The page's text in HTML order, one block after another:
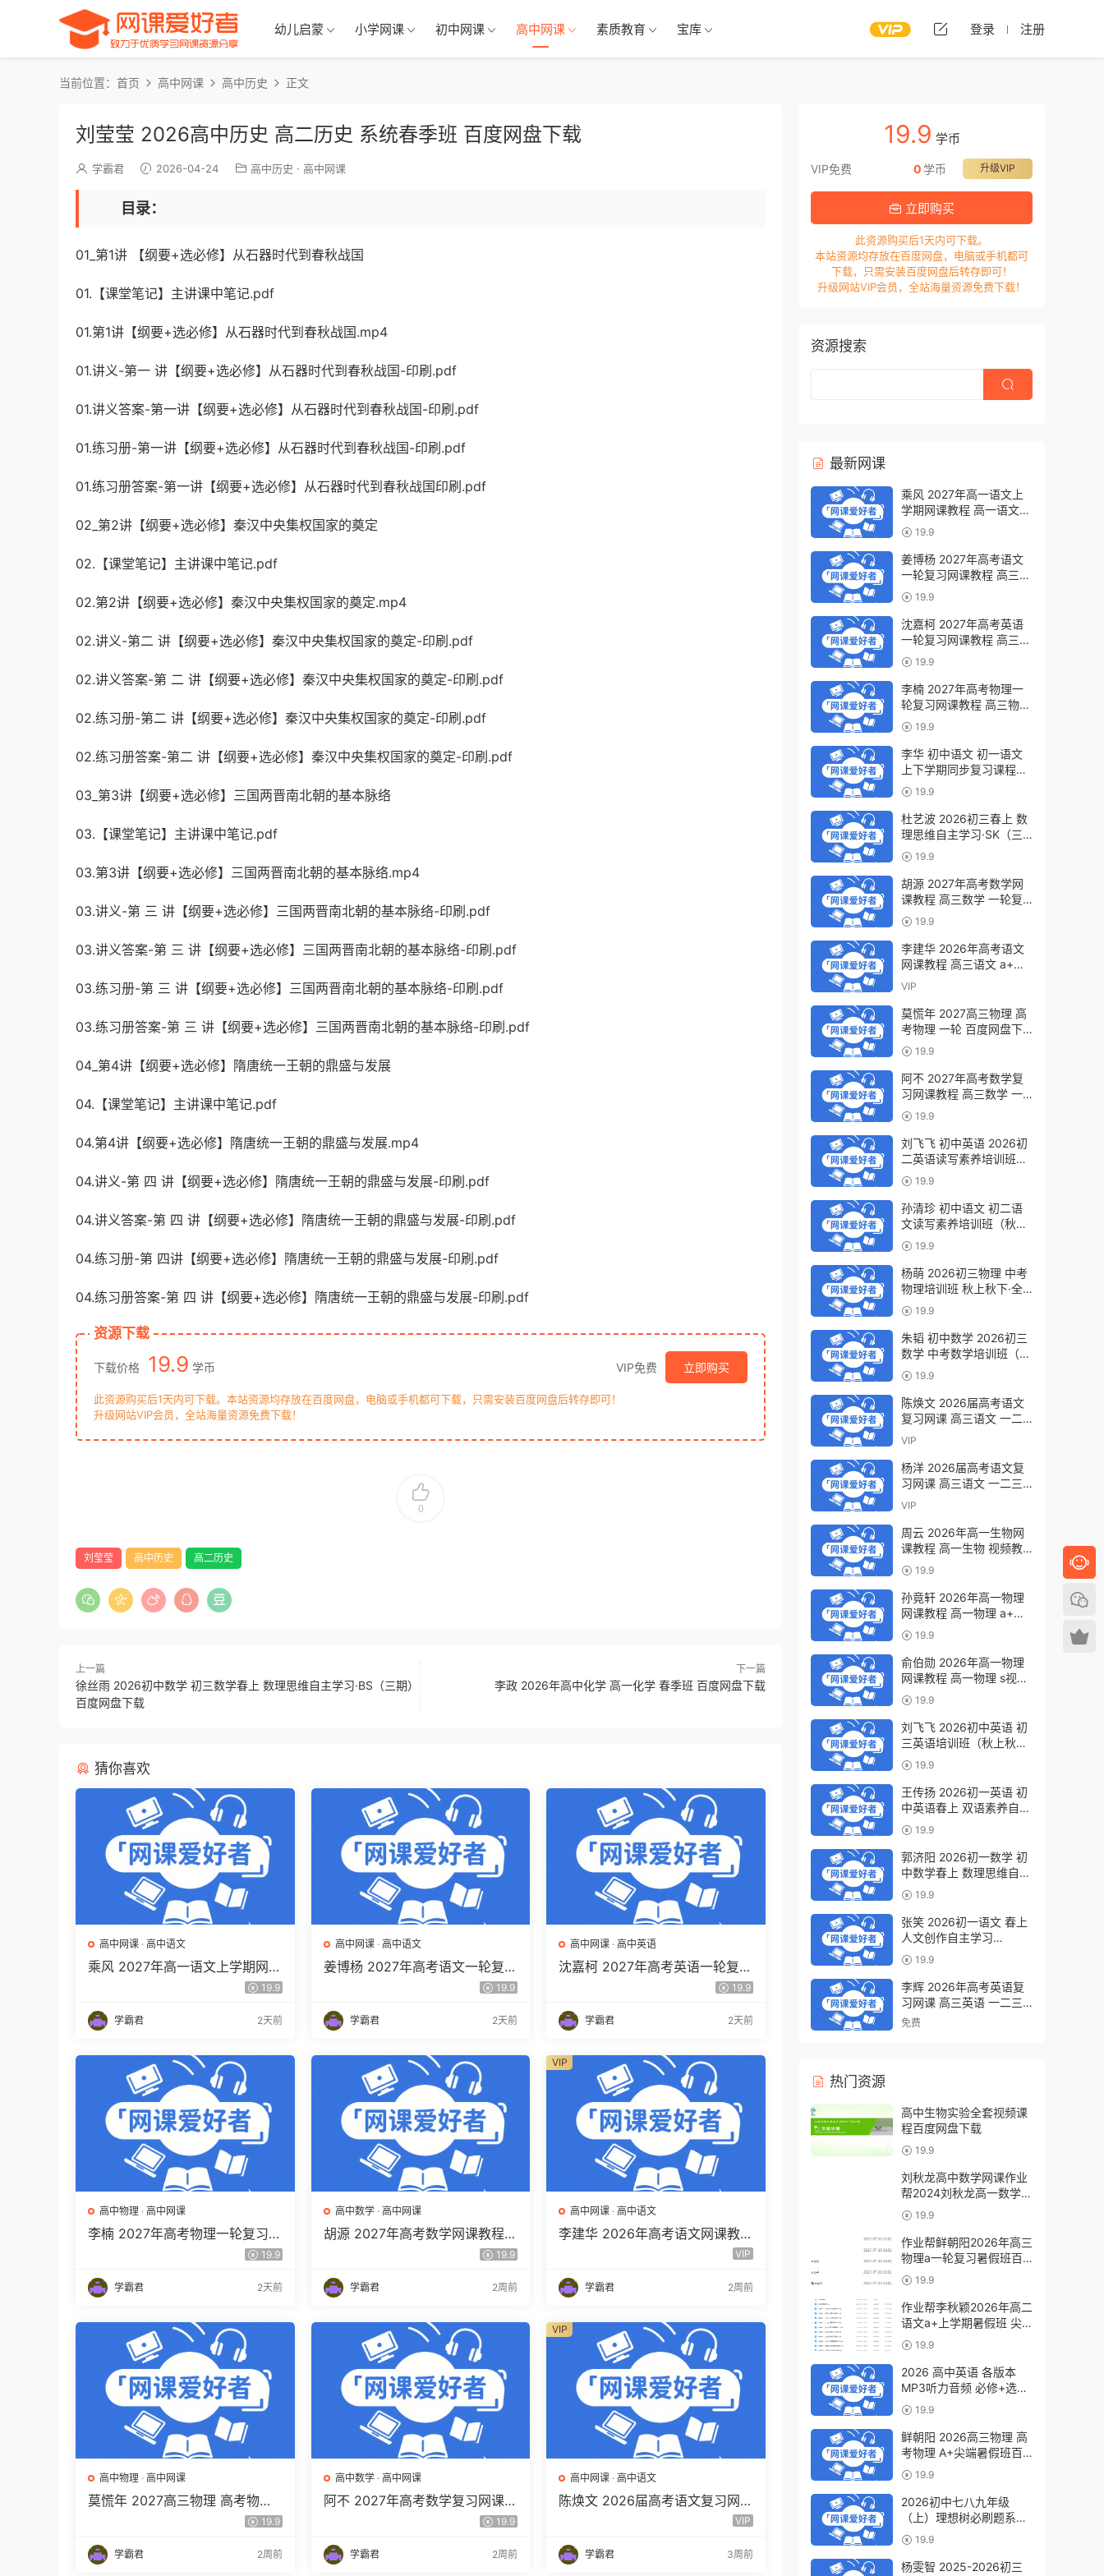
幼儿启蒙 小学网课 初中网课 高中网课 素质教育 宝库 登录 注册
当前位置： 首页 高中网课 高中历史 正文
刘莹莹 2026高中历史 高二历史 系统春季班 百度网盘下载
学霸君 2026-04-24 高中历史 · 高中网课
目录：
01_第1讲 【纲要+选必修】从石器时代到春秋战国
01.【课堂笔记】主讲课中笔记.pdf
01.第1讲【纲要+选必修】从石器时代到春秋战国.mp4
01.讲义-第一 讲【纲要+选必修】从石器时代到春秋战国-印刷.pdf
01.讲义答案-第一讲【纲要+选必修】从石器时代到春秋战国-印刷.pdf
01.练习册-第一讲【纲要+选必修】从石器时代到春秋战国-印刷.pdf
01.练习册答案-第一讲【纲要+选必修】从石器时代到春秋战国印刷.pdf
02_第2讲【纲要+选必修】秦汉中央集权国家的奠定
02.【课堂笔记】主讲课中笔记.pdf
02.第2讲【纲要+选必修】秦汉中央集权国家的奠定.mp4
02.讲义-第二 讲【纲要+选必修】秦汉中央集权国家的奠定-印刷.pdf
02.讲义答案-第 二 讲【纲要+选必修】秦汉中央集权国家的奠定-印刷.pdf
02.练习册-第二 讲【纲要+选必修】秦汉中央集权国家的奠定-印刷.pdf
02.练习册答案-第二 讲【纲要+选必修】秦汉中央集权国家的奠定-印刷.pdf
03_第3讲【纲要+选必修】三国两晋南北朝的基本脉络
03.【课堂笔记】主讲课中笔记.pdf
03.第3讲【纲要+选必修】三国两晋南北朝的基本脉络.mp4
03.讲义-第 三 讲【纲要+选必修】三国两晋南北朝的基本脉络-印刷.pdf
03.讲义答案-第 三 讲【纲要+选必修】三国两晋南北朝的基本脉络-印刷.pdf
03.练习册-第 三 讲【纲要+选必修】三国两晋南北朝的基本脉络-印刷.pdf
03.练习册答案-第 三 讲【纲要+选必修】三国两晋南北朝的基本脉络-印刷.pdf
04_第4讲【纲要+选必修】隋唐统一王朝的鼎盛与发展
04.【课堂笔记】主讲课中笔记.pdf
04.第4讲【纲要+选必修】隋唐统一王朝的鼎盛与发展.mp4
04.讲义-第 四 讲【纲要+选必修】隋唐统一王朝的鼎盛与发展-印刷.pdf
04.讲义答案-第 四 讲【纲要+选必修】隋唐统一王朝的鼎盛与发展-印刷.pdf
04.练习册-第 四讲【纲要+选必修】隋唐统一王朝的鼎盛与发展-印刷.pdf
04.练习册答案-第 四 讲【纲要+选必修】隋唐统一王朝的鼎盛与发展-印刷.pdf
资源下载
下载价格 19.9 学币 VIP免费 立即购买
此资源购买后1天内可下载。本站资源均存放在百度网盘，电脑或手机都可下载，只需安装百度网盘后转存即可！
升级网站VIP会员，全站海量资源免费下载！
0
刘莹莹 高中历史 高二历史
上一篇
徐丝雨 2026初中数学 初三数学春上 数理思维自主学习·BS（三期）
百度网盘下载
下一篇
李政 2026年高中化学 高一化学 春季班 百度网盘下载
猜你喜欢
高中网课 · 高中语文
乘风 2027年高一语文上学期网课
教程 高一语文 暑假班视频教程19.9
学霸君 2天前
高中网课· 高中语文
姜博杨 2027年高考语文一轮复习
网课教程 高三语文 上学期暑假班
19.9
学霸君 2天前
高中网课 ·高中英语
沈嘉柯 2027年高考英语一轮复习
网课教程 高三英语 上学期暑假班
19.9
学霸君 2天前
高中物理 · 高中网课
李楠 2027年高考物理一轮复习网
课教程 高三物理 上学期暑假班视
19.9
学霸君 2天前
高中数学· 高中网课
胡源 2027年高考数学网课教程
高三数学 一轮复习暑假班视频教
19.9
学霸君 2周前
高中网课 ·高中语文
李建华 2026年高考语文网课教
程 高三语文 a+二三轮复习视频VIP
学霸君 2周前
VIP
高中物理 · 高中网课
莫慌年 2027高三物理 高考物理
19.9
学霸君 2周前
高中数学· 高中网课
阿不 2027年高考数学复习网课教
程 高三数学 一轮复习视频教程19.9
学霸君 2周前
高中网课 ·高中语文
陈焕文 2026届高考语文复习网
课 高三语文 一二三轮视频课程全
VIP
学霸君 3周前
VIP
19.9 学币
VIP免费 升级VIP
0 学币
立即购买
此资源购买后1天内可下载。
本站资源均存放在百度网盘，电脑或手机都可
下载，只需安装百度网盘后转存即可！
升级网站VIP会员，全站海量资源免费下载！
资源搜索
最新网课
乘风 2027年高一语文上
学期网课教程 高一语文
暑假班视频教程 百度网盘
下载
19.9
姜博杨 2027年高考语文
一轮复习网课教程 高三语
文 上学期暑假班视频教程
百度网盘下载
19.9
沈嘉柯 2027年高考英语
一轮复习网课教程 高三英
语 上学期暑假班视频教程
百度网盘下载
19.9
李楠 2027年高考物理一
轮复习网课教程 高三物理
上学期暑假班视频教程 百
度网盘下载
19.9
李华 初中语文 初一语文
上下学期同步复习课程
（34讲带讲义、练习）百
度网盘下载
19.9
杜艺波 2026初三春上 数
理思维自主学习·SK（三
期）百度网盘下载
19.9
胡源 2027年高考数学网
课教程 高三数学 一轮复
习暑假班视频教程 百度网
盘下载
19.9
李建华 2026年高考语文
网课教程 高三语文 a+二
三轮复习视频教程 百度网
VIP
莫慌年 2027高三物理 高
考物理 一轮 百度网盘下
载 19.9
阿不 2027年高考数学复
习网课教程 高三数学 一
轮复习视频教程 百度网盘
下载
19.9
刘飞飞 初中英语 2026初
二英语读写素养培训班
（秋上秋下·全国版·S）百
度网盘下载
19.9
孙清珍 初中语文 初二语
文读写素养培训班（秋上
秋下·全国版·A+）百度网
盘下载
19.9
杨萌 2026初三物理 中考
物理培训班 秋上秋下·全
国版·S 百度网盘下载
19.9
朱韬 初中数学 2026初三
数学 中考数学培训班（秋
上秋下·全国版·S）百度网
盘下载
19.9
陈焕文 2026届高考语文
复习网课 高三语文 一二
三轮视频课程全年班 百度
VIP
杨洋 2026届高考语文复
习网课 高三语文 一二三
轮视频教程全年班 百度网
VIP
周云 2026年高一生物网
课教程 高一生物 视频教
程下学期寒春班 百度网盘
下载
19.9
孙竟轩 2026年高一物理
网课教程 高一物理 a+视
频教程下学期寒春班 百度
网盘下载
19.9
俞伯勋 2026年高一物理
网课教程 高一物理 s视频
教程下学期寒春班 百度网
盘下载
19.9
刘飞飞 2026初中英语 初
三英语培训班（秋上秋下·
全国版·A+）百度网盘下
载
19.9
王传扬 2026初一英语 初
中英语春上 双语素养自主
学习·TY·A+（三期）百度
网盘下载
19.9
郭济阳 2026初一数学 初
中数学春上 数理思维自主
学习·BS（一期）百度网
盘下载
19.9
张笑 2026初一语文 春上
人文创作自主学习
·TY·S（一期）百度网盘下
载
19.9
李辉 2026年高考英语复
习网课 高三英语 一二三
轮视频课程全年班 百度网
免费
热门资源
高中生物实验全套视频课
程百度网盘下载
19.9
刘秋龙高中数学网课作业
帮2024刘秋龙高一数学
a+教程（暑假班+秋季
班）
19.9
作业帮鲜朝阳2026年高三
物理a一轮复习暑假班百
度网盘下载
19.9
作业帮李秋颖2026年高二
语文a+上学期暑假班 尖
端班百度网盘下载
19.9
2026 高中英语 各版本
MP3听力音频 必修+选修
6.07GB百度网盘下载
19.9
鲜朝阳 2026高三物理 高
考物理 A+尖端暑假班百
度网盘下载
19.9
2026初中七八九年级
（上）理想树必刷题系列
百度网盘下载
19.9
杨雯智 2025-2026初三